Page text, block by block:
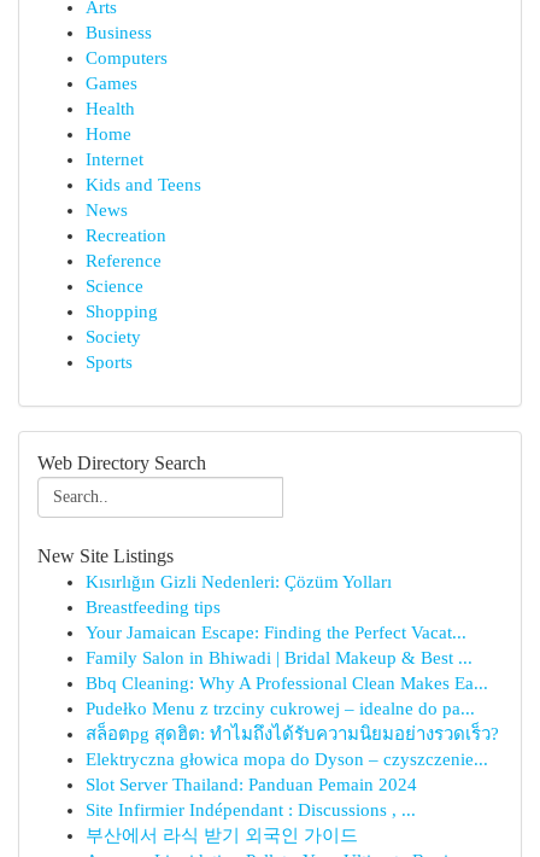
Arts
Business
Computers
Games
Health
Home
Internet
Kids and Teens
News
Recreation
Reference
Science
Shopping
Society
Sports
Web Directory Search
New Site Listings
Kısırlığın Gizli Nedenleri: Çözüm Yolları
Breastfeeding tips
Your Jamaican Escape: Finding the Perfect Vacat...
Family Salon in Bhiwadi | Bridal Makeup & Best ...
Bbq Cleaning: Why A Professional Clean Makes Ea...
Pudełko Menu z trzciny cukrowej – idealne do pa...
สล็อตpg สุดฮิต: ทำไมถึงได้รับความนิยมอย่างรวดเร็ว?
Elektryczna głowica mopa do Dyson – czyszczenie...
Slot Server Thailand: Panduan Pemain 2024
Site Infirmier Indépendant : Discussions , ...
부산에서 라식 받기 외국인 가이드